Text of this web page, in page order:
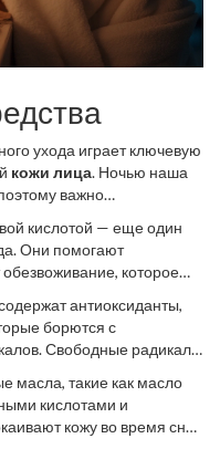
ухода играет ключевую
кожи лица. Ночью наша
важно
является ретинол,
и обновлению
с морщинами и тонкими
что регулярное
улучшить текстуру
кислотой — еще один
Они помогают
которое
в клетках, и тем самым
в коже. Многие
такие средства перед
количество
антиоксиданты,
борются с
Свободные радикалы
защищать свою кожу от
Янсен, ведущего
«антиоксиданты в
масла, такие как масло
кислотами и
кожу во время сна.